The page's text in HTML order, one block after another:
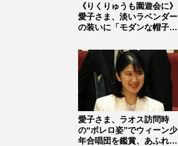
《りくりゅうも園遊会に》
愛子さま、淡いラベンダー
の装いに「モダンな帽子」
愛子さま、ラオス訪問時
の“ボレロ姿”でウィーン少
年合唱団を鑑賞、あふれ